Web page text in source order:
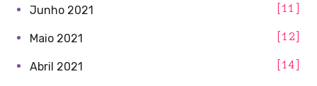
Junho 2021 11
Maio 2021 12
Abril 2021 14